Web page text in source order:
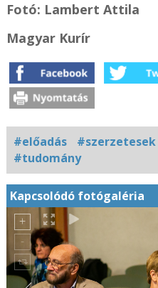
Fotó: Lambert Attila
Magyar Kurír
#előadás #szerzetesek
#tudomány
Kapcsolódó fotógaléria